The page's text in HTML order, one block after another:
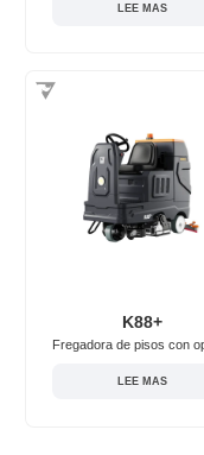
LEE MAS
K88+
LEE MAS